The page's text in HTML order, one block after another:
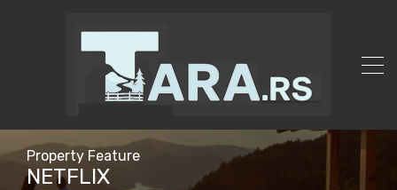
Property Feature
NETFLIX